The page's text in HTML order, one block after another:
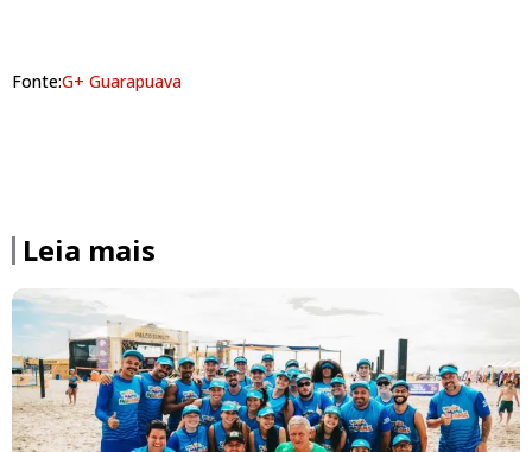
Fonte:G+ Guarapuava
Leia mais